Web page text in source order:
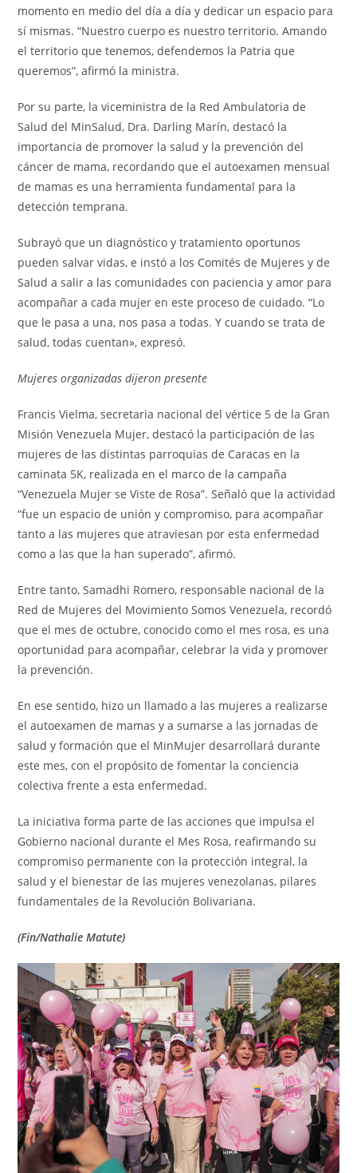
momento en medio del día a día y dedicar un espacio para
sí mismas. “Nuestro cuerpo es nuestro territorio. Amando
el territorio que tenemos, defendemos la Patria que
queremos”, afirmó la ministra.
Por su parte, la viceministra de la Red Ambulatoria de
Salud del MinSalud, Dra. Darling Marín, destacó la
importancia de promover la salud y la prevención del
cáncer de mama, recordando que el autoexamen mensual
de mamas es una herramienta fundamental para la
detección temprana.
Subrayó que un diagnóstico y tratamiento oportunos
pueden salvar vidas, e instó a los Comités de Mujeres y de
Salud a salir a las comunidades con paciencia y amor para
acompañar a cada mujer en este proceso de cuidado. “Lo
que le pasa a una, nos pasa a todas. Y cuando se trata de
salud, todas cuentan», expresó.
Mujeres organizadas dijeron presente
Francis Vielma, secretaria nacional del vértice 5 de la Gran
Misión Venezuela Mujer, destacó la participación de las
mujeres de las distintas parroquias de Caracas en la
caminata 5K, realizada en el marco de la campaña
“Venezuela Mujer se Viste de Rosa”. Señaló que la actividad
“fue un espacio de unión y compromiso, para acompañar
tanto a las mujeres que atraviesan por esta enfermedad
como a las que la han superado”, afirmó.
Entre tanto, Samadhi Romero, responsable nacional de la
Red de Mujeres del Movimiento Somos Venezuela, recordó
que el mes de octubre, conocido como el mes rosa, es una
oportunidad para acompañar, celebrar la vida y promover
la prevención.
En ese sentido, hizo un llamado a las mujeres a realizarse
el autoexamen de mamas y a sumarse a las jornadas de
salud y formación que el MinMujer desarrollará durante
este mes, con el propósito de fomentar la conciencia
colectiva frente a esta enfermedad.
La iniciativa forma parte de las acciones que impulsa el
Gobierno nacional durante el Mes Rosa, reafirmando su
compromiso permanente con la protección integral, la
salud y el bienestar de las mujeres venezolanas, pilares
fundamentales de la Revolución Bolivariana.
(Fin/Nathalie Matute)